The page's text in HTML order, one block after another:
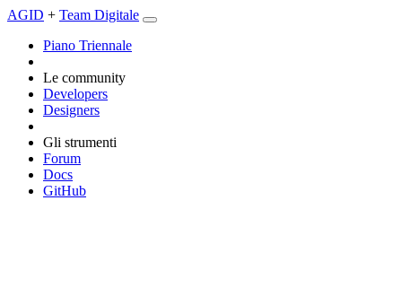
AGID + Team Digitale
Piano Triennale
Le community
Developers
Designers
Gli strumenti
Forum
Docs
GitHub